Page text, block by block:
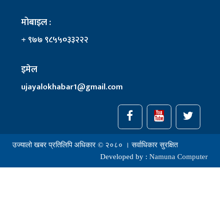
मोबाइल :
+ ९७७ ९८५५०३३२२२
इमेल
ujayalokhabar1@gmail.com
उज्यालो खबर प्रतिलिपि अधिकार © २०८० । सर्वाधिकार सुरक्षित
Developed by : Namuna Computer